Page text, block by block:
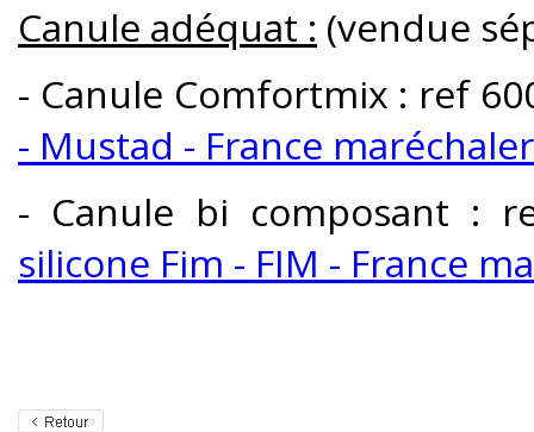
Canule adéquat : (vendue
- Canule Comfortmix : ref
- Mustad - France
- Canule bi composant :
silicone Fim - FIM - France